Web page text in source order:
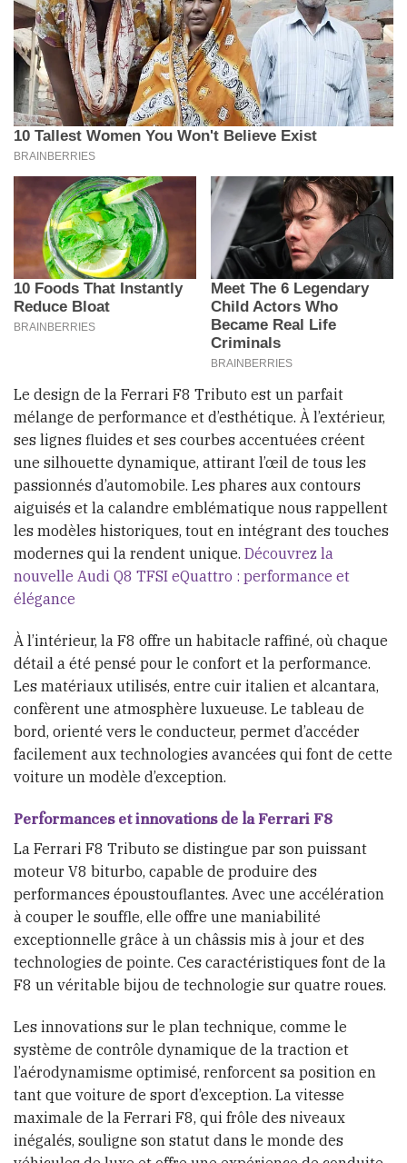
Le design de la Ferrari F8 Tributo est un parfait
mélange de performance et d’esthétique. À l’extérieur,
ses lignes fluides et ses courbes accentuées créent
une silhouette dynamique, attirant l’œil de tous les
passionnés d’automobile. Les phares aux contours
aiguisés et la calandre emblématique nous rappellent
les modèles historiques, tout en intégrant des touches
modernes qui la rendent unique. Découvrez la
nouvelle Audi Q8 TFSI eQuattro : performance et
élégance
À l’intérieur, la F8 offre un habitacle raffiné, où chaque
détail a été pensé pour le confort et la performance.
Les matériaux utilisés, entre cuir italien et alcantara,
confèrent une atmosphère luxueuse. Le tableau de
bord, orienté vers le conducteur, permet d’accéder
facilement aux technologies avancées qui font de cette
voiture un modèle d’exception.
Performances et innovations de la Ferrari F8
La Ferrari F8 Tributo se distingue par son puissant
moteur V8 biturbo, capable de produire des
performances époustouflantes. Avec une accélération
à couper le souffle, elle offre une maniabilité
exceptionnelle grâce à un châssis mis à jour et des
technologies de pointe. Ces caractéristiques font de la
F8 un véritable bijou de technologie sur quatre roues.
Les innovations sur le plan technique, comme le
système de contrôle dynamique de la traction et
l’aérodynamisme optimisé, renforcent sa position en
tant que voiture de sport d’exception. La vitesse
maximale de la Ferrari F8, qui frôle des niveaux
inégalés, souligne son statut dans le monde des